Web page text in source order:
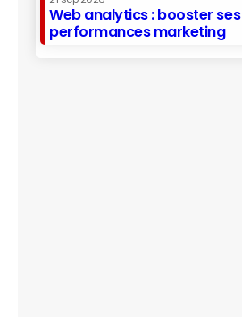
Web analytics : booster ses
performances marketing